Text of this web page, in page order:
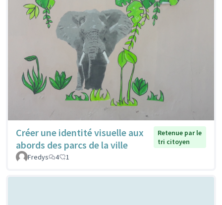
Créer une identité visuelle aux
abords des parcs de la ville
Retenue par le
tri citoyen
Fredys
4 1